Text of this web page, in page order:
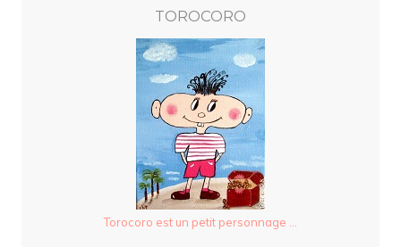
TOROCORO
Torocoro est un petit personnage ...